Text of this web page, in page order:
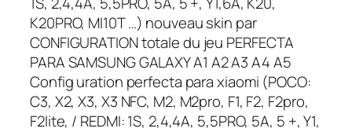
K20PRO, MI10T …) nouveau skin par
CONFIGURATION totale du jeu PERFECTA
PARA SAMSUNG GALAXY A1 A2 A3 A4 A5
Config uration perfecta para xiaomi (POCO:
C3, X2, X3, X3 NFC, M2, M2pro, F1, F2, F2pro,
F2lite, / REDMI: 1S, 2,4,4A, 5,5PRO, 5A, 5 +, Y1,